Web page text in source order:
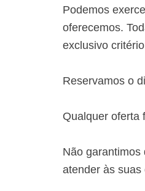
Podemos
oferecemos.
exclusivo
Reservamos o
Qualquer oferta
Não
atender às